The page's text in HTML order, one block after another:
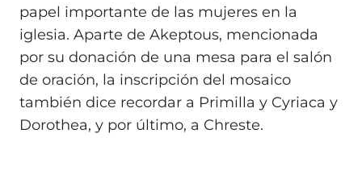
papel importante de las mujeres en la
iglesia. Aparte de Akeptous, mencionada
por su donación de una mesa para el salón
de oración, la inscripción del mosaico
también dice recordar a Primilla y Cyriaca y
Dorothea, y por último, a Chreste.